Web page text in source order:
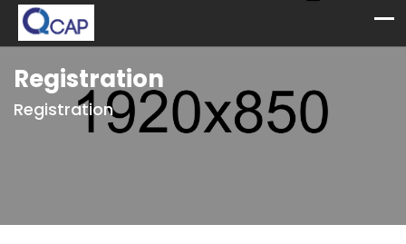
Registration
Registration